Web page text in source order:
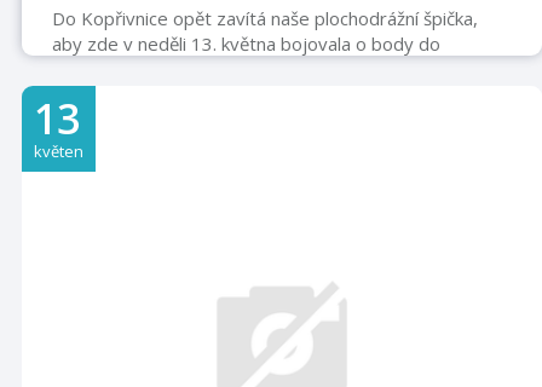
Do Kopřivnice opět zavítá naše plochodrážní špička,
aby zde v neděli 13. května bojovala o body do
Milík. Loňský vítěz zlaté přilby, bronzový v ME, který už
okusil i stupně vítězů v Grand prix, zatím na 480 metrů
dlouhém a rychlém oválu nestartoval. Při jeho kvalitách,
13
květen